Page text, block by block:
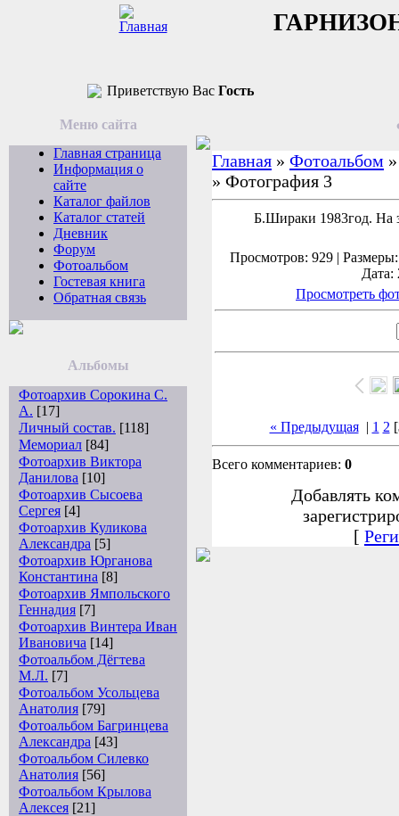
Приветствую Вас Гость
Меню сайта
Главная страница
Информация о
сайте
Каталог файлов
Каталог статей
Дневник
Форум
Фотоальбом
Гостевая книга
Обратная связь
Альбомы
Фотоархив Сорокина С.
А. [17]
Личный состав. [118]
Мемориал [84]
Фотоархив Виктора
Данилова [10]
Фотоархив Сысоева
Сергея [4]
Фотоархив Куликова
Александра [5]
Фотоархив Юрганова
Константина [8]
Фотоархив Ямпольского
Геннадия [7]
Фотоархив Винтера Иван
Ивановича [14]
Фотоальбом Дёгтева
М.Л. [7]
Фотоальбом Усольцева
Анатолия [79]
Фотоальбом Багринцева
Александра [43]
Фотоальбом Силевко
Анатолия [56]
Фотоальбом Крылова
Алексея [21]
Главная » Фотоальбом
» Фотография 3
Б.Шираки 1983год. На
Просмотров: 929 |
Дата:
Просмотреть
« Предыдущая| 1 2 [
Всего комментариев: 0
Добавлять
[